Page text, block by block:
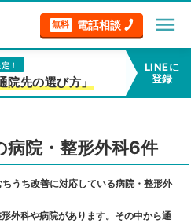
無料 電話相談 menu
！
院先の選び方」
LINEに
登録
病院・整形外科6件
うち改善に対応している病院・整形外
外科や病院があります。その中から通